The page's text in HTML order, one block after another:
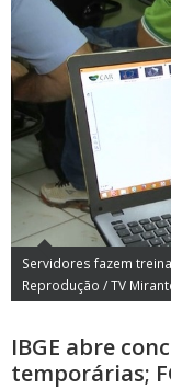
Servidores fazem
Reprodução / TV
IBGE abre
temporárias;